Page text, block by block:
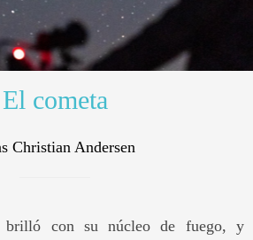
El cometa
Christian Andersen
con su núcleo de fuego, y